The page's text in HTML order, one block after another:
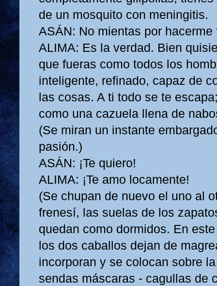
de un mosquito con meningitis.
ASÁN: No mientas por hacerme
ALIMA: Es la verdad. Bien
que fueras como todos los
inteligente, refinado, capaz de
las cosas. A ti todo se te
como una cazuela llena de
(Se miran un instante
pasión.)
ASÁN: ¡Te quiero!
ALIMA: ¡Te amo locamente!
(Se chupan de nuevo el uno al
frenesí, las suelas de los
quedan como dormidos. En
los dos caballos dejan de
incorporan y se colocan sobre
sendas máscaras - cagullas de